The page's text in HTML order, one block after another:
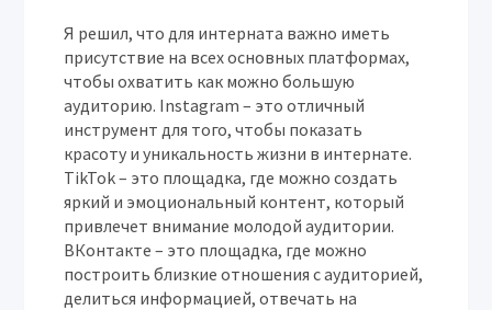
Я решил, что для интерната важно иметь
присутствие на всех основных платформах,
чтобы охватить как можно большую
аудиторию. Instagram – это отличный
инструмент для того, чтобы показать
красоту и уникальность жизни в интернате.
TikTok – это площадка, где можно создать
яркий и эмоциональный контент, который
привлечет внимание молодой аудитории.
ВКонтакте – это площадка, где можно
построить близкие отношения с аудиторией,
делиться информацией, отвечать на